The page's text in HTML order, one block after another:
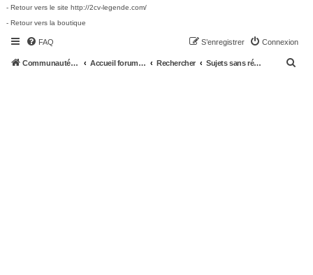
- Retour vers le site http://2cv-legende.com/
- Retour vers la boutique
FAQ Connexion
S’enregistrer
Communauté 2cv-legende.com Accueil forum 2cv-legende.com Rechercher Sujets sans réponse